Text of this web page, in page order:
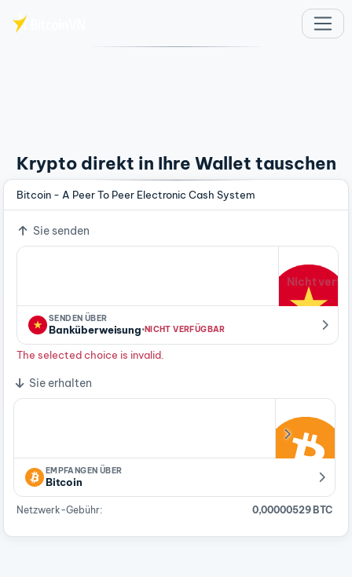
Krypto direkt in Ihre Wallet tauschen
Bitcoin - A Peer To Peer Electronic Cash System
Sie senden
Nicht
SENDEN ÜBER
Banküberweisung·NICHT VERFÜGBAR
The selected choice is invalid.
Sie erhalten
EMPFANGEN ÜBER
Bitcoin
Netzwerk-Gebühr: 0,00000529 BTC